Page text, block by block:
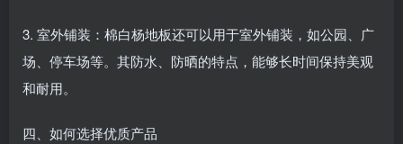
3. 室外铺装：棉白杨地板还可以用于室外铺装，如公园、广
场、停车场等。其防水、防晒的特点，能够长时间保持美观
和耐用。
四、如何选择优质产品